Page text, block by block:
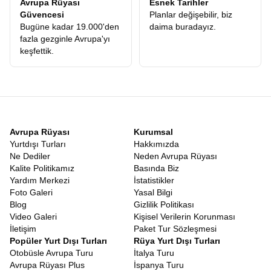
gördüğünüzde, bir güne ne kadar çok anı sığdırabildiğinize
şaşıracaksınız.
En Uygun İskandinavya Turları
Seyahat planlarken uygun fiyat kavramı bazen yanıltıcı olabilir. En
fiyat ile sunulan hizmetin kalitesinin dengelendiği turlardır. Avrupa
olmamızın sebebi hizmetten kısmamız değil, operasyonel
gücümüz ve katılımcılarımıza sunduğumuz her şey dahil ekstra
turlar avantajıdır. Başka bir firmayla gittiğinizde, turun üzerine
ekleyeceğiniz ekstra tur maliyetleri, Avrupa Rüyasında fiyata
dahildir. Bu matematik yapıldığında, aslında en lüks hizmeti en
ulaşılabilir rakamlara aldığınızı göreceksiniz.
Fiyatları
karşılaştırması yaparken, mutlaka fiyata dahil olan
hizmetleri kalem kalem incelemelisiniz.
İskandinavya En İyi Turlar
Gezgin yorumları, sosyal medya geri dönüşleri ve tekrar eden
müşteri oranı. Tüm bu veriler gösteriyor kiİskandinavya En İyi
Turlarlistesinde Avrupa Rüyası her zaman zirveye oynamaktadır.
Avrupa Rüyası
Güvencesi
Bugüne kadar 19.000'den
fazla gezginle Avrupa'yı
keşfettik.
Esnek Tarihler
Planlar değişebilir, biz
daima buradayız.
Avrupa Rüyası
Yurtdışı Turları
Ne Dediler
Kalite Politikamız
Yardım Merkezi
Foto Galeri
Blog
Video Galeri
İletişim
Kurumsal
Hakkımızda
Neden Avrupa Rüyası
Basında Biz
İstatistikler
Yasal Bilgi
Gizlilik Politikası
Kişisel Verilerin Korunması
Paket Tur Sözleşmesi
Popüler Yurt Dışı Turları
Otobüsle Avrupa Turu
Avrupa Rüyası Plus
Rüya Yurt Dışı Turları
İtalya Turu
İspanya Turu